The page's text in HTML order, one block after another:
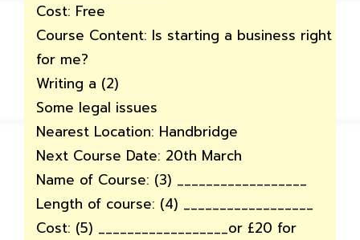
Cost: Free
Course Content: Is starting a business right
for me?
Writing a (2)
Some legal issues
Nearest Location: Handbridge
Next Course Date: 20th March
Name of Course: (3) __________________
Length of course: (4) __________________
Cost: (5) __________________or £20 for